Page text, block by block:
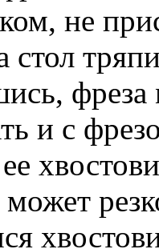
не
стол
фреза
и с